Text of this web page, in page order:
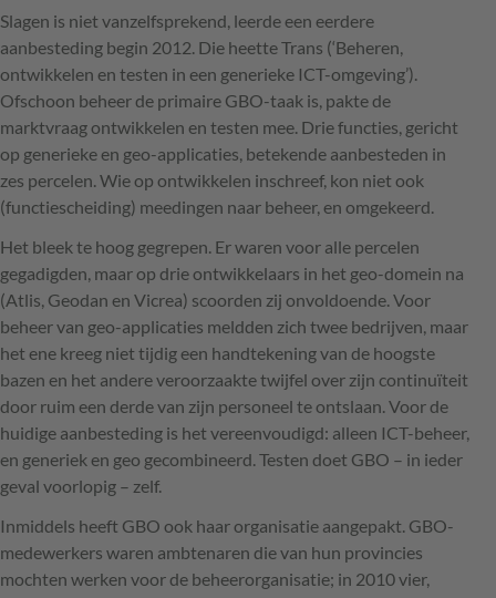
Slagen is niet vanzelfsprekend, leerde een eerdere
aanbesteding begin 2012. Die heette Trans (‘Beheren,
ontwikkelen en testen in een generieke ICT-omgeving’).
Ofschoon beheer de primaire GBO-taak is, pakte de
marktvraag ontwikkelen en testen mee. Drie functies, gericht
op generieke en geo-applicaties, betekende aanbesteden in
zes percelen. Wie op ontwikkelen inschreef, kon niet ook
(functiescheiding) meedingen naar beheer, en omgekeerd.
Het bleek te hoog gegrepen. Er waren voor alle percelen
gegadigden, maar op drie ontwikkelaars in het geo-domein na
(Atlis, Geodan en Vicrea) scoorden zij onvoldoende. Voor
beheer van geo-applicaties meldden zich twee bedrijven, maar
het ene kreeg niet tijdig een handtekening van de hoogste
bazen en het andere veroorzaakte twijfel over zijn continuïteit
door ruim een derde van zijn personeel te ontslaan. Voor de
huidige aanbesteding is het vereenvoudigd: alleen ICT-beheer,
en generiek en geo gecombineerd. Testen doet GBO – in ieder
geval voorlopig – zelf.
Inmiddels heeft GBO ook haar organisatie aangepakt. GBO-
medewerkers waren ambtenaren die van hun provincies
mochten werken voor de beheerorganisatie; in 2010 vier,